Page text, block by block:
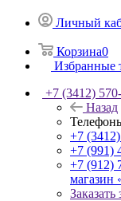
Личный
Корзина0
Избранные
+7 (3412)
Назад
+7 (3412)
+7 (991)
+7 (912)
магазин
Заказать